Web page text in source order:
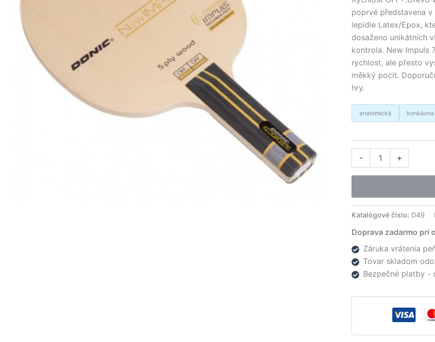
poprvé představena
lepidle Latex/Epox,
dosaženo unikátních
kontrola. New Impuls
rychlost, ale přesto
měkký pocit.
hry.
anatomická konkávna
-
7.5
+
Katalógové číslo: D49
Doprava zadarmo pri
Záruka vrátenia
Tovar skladom
Bezpečné platby -